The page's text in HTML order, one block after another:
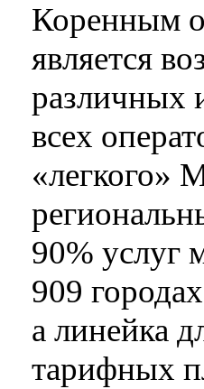
Коренным
является
различных
всех
«легкого»
90% услуг
909
а линейка
тарифных